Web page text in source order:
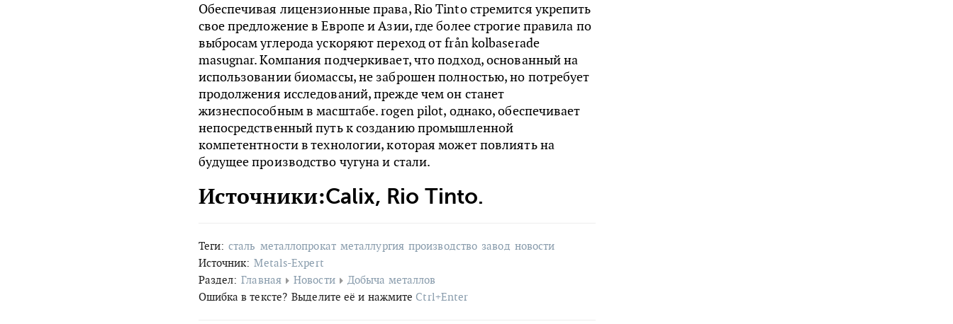
Обеспечивая лицензионные права, Rio Tinto стремится укрепить
свое предложение в Европе и Азии, где более строгие правила по
выбросам углерода ускоряют переход от från kolbaserade
masugnar. Компания подчеркивает, что подход, основанный на
использовании биомассы, не заброшен полностью, но потребует
продолжения исследований, прежде чем он станет
жизнеспособным в масштабе. rogen pilot, однако, обеспечивает
непосредственный путь к созданию промышленной
компетентности в технологии, которая может повлиять на
будущее производство чугуна и стали.
Источники:Calix, Rio Tinto.
Теги: сталь металлопрокат металлургия производство завод новости
Источник: Metals-Expert
Раздел: Главная Новости
Добыча металлов
Ошибка в тексте? Выделите её и нажмите Ctrl+Enter